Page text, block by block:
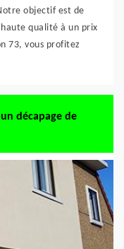
objectif est de
qualité à un prix
73, vous profitez
décapage de